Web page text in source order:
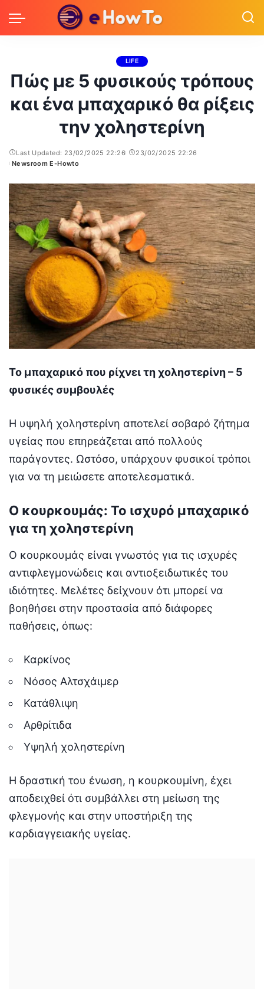
LIFE
Πώς με 5 φυσικούς τρόπους
και ένα μπαχαρικό θα ρίξεις
την χοληστερίνη
Last Updated: 23/02/2025 22:26
23/02/2025 22:26
Posted
Newsroom E-Howto
Το μπαχαρικό που ρίχνει τη χοληστερίνη – 5
φυσικές συμβουλές
Η υψηλή χοληστερίνη αποτελεί σοβαρό ζήτημα
υγείας που επηρεάζεται από πολλούς
παράγοντες. Ωστόσο, υπάρχουν φυσικοί τρόποι
για να τη μειώσετε αποτελεσματικά.
Ο κουρκουμάς: Το ισχυρό μπαχαρικό
για τη χοληστερίνη
Ο κουρκουμάς είναι γνωστός για τις ισχυρές
αντιφλεγμονώδεις και αντιοξειδωτικές του
ιδιότητες. Μελέτες δείχνουν ότι μπορεί να
βοηθήσει στην προστασία από διάφορες
παθήσεις, όπως:
Καρκίνος
Νόσος Αλτσχάιμερ
Κατάθλιψη
Αρθρίτιδα
Υψηλή χοληστερίνη
Η δραστική του ένωση, η κουρκουμίνη, έχει
αποδειχθεί ότι συμβάλλει στη μείωση της
φλεγμονής και στην υποστήριξη της
καρδιαγγειακής υγείας.